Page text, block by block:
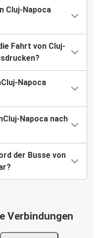
Cluj-Napoca
Fahrt von Cluj-
Napoca
Napoca nach
der Busse von
Verbindungen